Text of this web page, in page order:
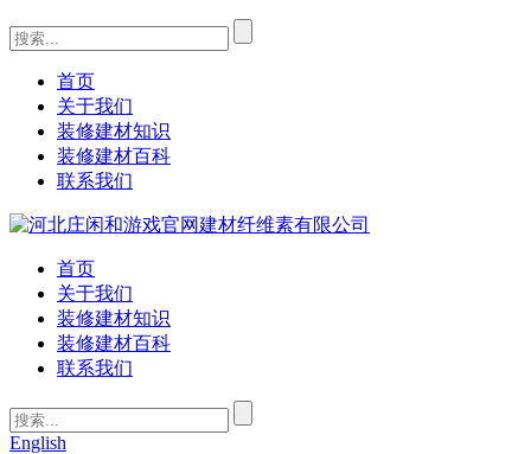
首页
关于我们
装修建材知识
装修建材百科
联系我们
首页
关于我们
装修建材知识
装修建材百科
联系我们
English